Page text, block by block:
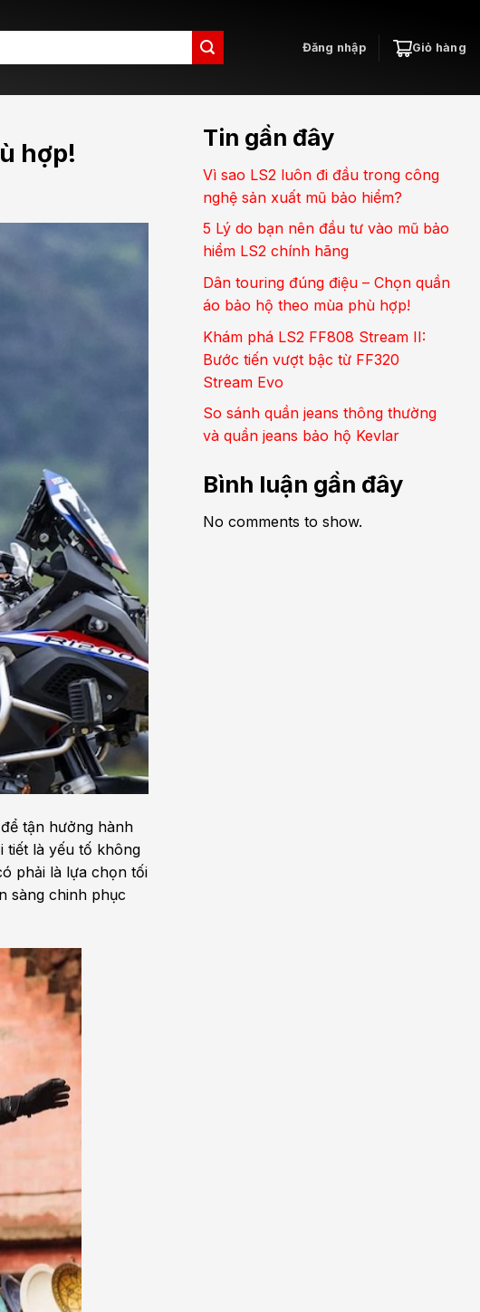
Đăng nhập Giỏ hàng
hợp!
tận hưởng hành
tiết là yếu tố không
phải là lựa chọn tối
sàng chinh phục
Tin gần đây
Vì sao LS2 luôn đi đầu trong công
nghệ sản xuất mũ bảo hiểm?
5 Lý do bạn nên đầu tư vào mũ bảo
hiểm LS2 chính hãng
Dân touring đúng điệu – Chọn quần
áo bảo hộ theo mùa phù hợp!
Khám phá LS2 FF808 Stream II:
Bước tiến vượt bậc từ FF320
Stream Evo
So sánh quần jeans thông thường
và quần jeans bảo hộ Kevlar
Bình luận gần đây
No comments to show.